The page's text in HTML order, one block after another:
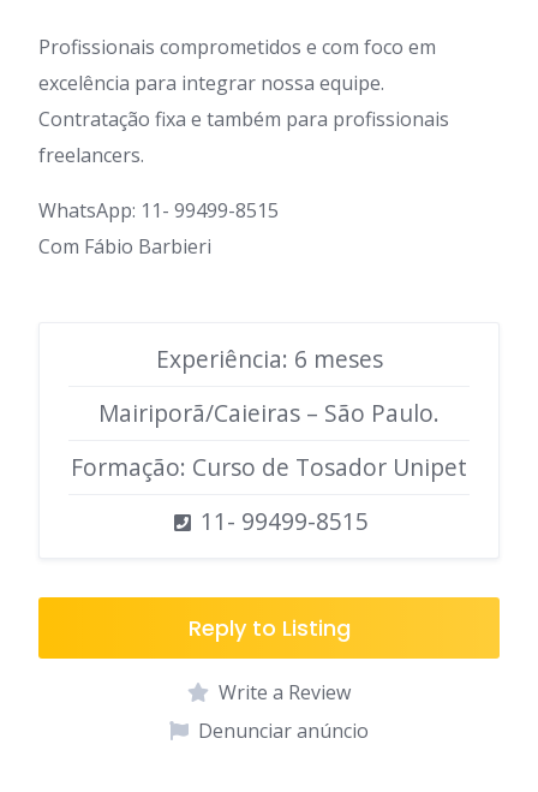
Profissionais comprometidos e com foco em
excelência para integrar nossa equipe.
Contratação fixa e também para profissionais
freelancers.
WhatsApp: 11- 99499-8515
Com Fábio Barbieri
Experiência: 6 meses
Mairiporã/Caieiras – São Paulo.
Formação: Curso de Tosador Unipet
11- 99499-8515
Reply to Listing
Write a Review
Denunciar anúncio